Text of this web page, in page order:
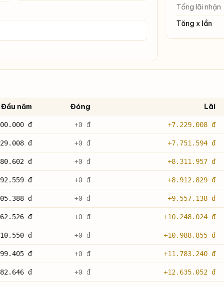
Tổng lãi nhận
Tăng x lần
Đầu năm Đóng Lãi
đ +0 đ +7.229.008 đ
đ +0 đ +7.751.594 đ
đ +0 đ +8.311.957 đ
đ +0 đ +8.912.829 đ
đ +0 đ +9.557.138 đ
đ +0 đ +10.248.024 đ
đ +0 đ +10.988.855 đ
đ +0 đ +11.783.240 đ
đ +0 đ +12.635.052 đ